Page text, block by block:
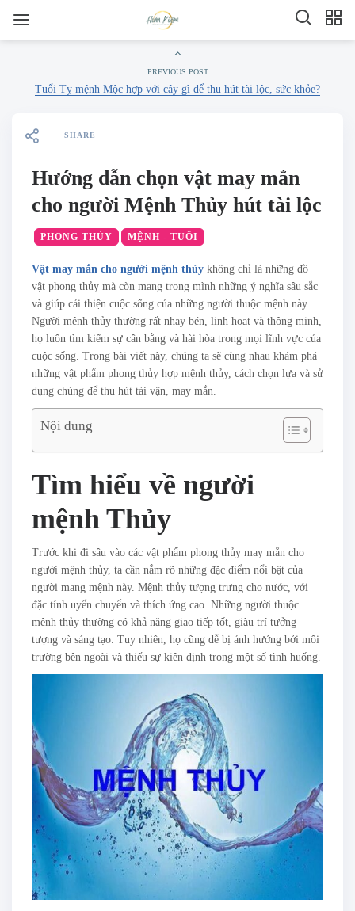
PREVIOUS POST
Tuổi Tỵ mệnh Mộc hợp với cây gì để thu hút tài lộc, sức khỏe?
SHARE
Hướng dẫn chọn vật may mắn
cho người Mệnh Thủy hút tài lộc
PHONG THỦY MỆNH - TUỔI
Vật may mắn cho người mệnh thủy không chỉ là những đồ
vật phong thủy mà còn mang trong mình những ý nghĩa sâu sắc
và giúp cải thiện cuộc sống của những người thuộc mệnh này.
Người mệnh thủy thường rất nhạy bén, linh hoạt và thông minh,
họ luôn tìm kiếm sự cân bằng và hài hòa trong mọi lĩnh vực của
cuộc sống. Trong bài viết này, chúng ta sẽ cùng nhau khám phá
những vật phẩm phong thủy hợp mệnh thủy, cách chọn lựa và sử
dụng chúng để thu hút tài vận, may mắn.
Nội dung
Tìm hiểu về người
mệnh Thủy
Trước khi đi sâu vào các vật phẩm phong thủy may mắn cho
người mệnh thủy, ta cần nắm rõ những đặc điểm nổi bật của
người mang mệnh này. Mệnh thủy tượng trưng cho nước, với
đặc tính uyển chuyển và thích ứng cao. Những người thuộc
mệnh thủy thường có khả năng giao tiếp tốt, giàu trí tưởng
tượng và sáng tạo. Tuy nhiên, họ cũng dễ bị ảnh hưởng bởi môi
trường bên ngoài và thiếu sự kiên định trong một số tình huống.